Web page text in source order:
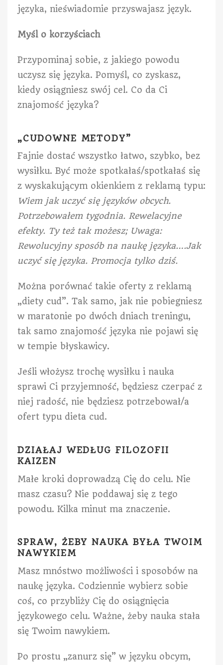
języka, nieświadomie przyswajasz język.
Myśl o korzyściach
Przypominaj sobie, z jakiego powodu
uczysz się języka. Pomyśl, co zyskasz,
kiedy osiągniesz swój cel. Co da Ci
znajomość języka?
„CUDOWNE METODY”
Fajnie dostać wszystko łatwo, szybko, bez
wysiłku. Być może spotkałaś/spotkałaś się
z wyskakującym okienkiem z reklamą typu:
Wiem jak uczyć się języków obcych.
Potrzebowałem tygodnia. Rewelacyjne
efekty. Ty też tak możesz; Uwaga:
Rewolucyjny sposób na naukę języka….Jak
uczyć się języka. Promocja tylko dziś.
Można porównać takie oferty z reklamą
„diety cud”. Tak samo, jak nie pobiegniesz
w maratonie po dwóch dniach treningu,
tak samo znajomość języka nie pojawi się
w tempie błyskawicy.
Jeśli włożysz trochę wysiłku i nauka
sprawi Ci przyjemność, będziesz czerpać z
niej radość, nie będziesz potrzebował/a
ofert typu dieta cud.
DZIAŁAJ WEDŁUG FILOZOFII
KAIZEN
Małe kroki doprowadzą Cię do celu. Nie
masz czasu? Nie poddawaj się z tego
powodu. Kilka minut ma znaczenie.
SPRAW, ŻEBY NAUKA BYŁA TWOIM
NAWYKIEM
Masz mnóstwo możliwości i sposobów na
naukę języka. Codziennie wybierz sobie
coś, co przybliży Cię do osiągnięcia
językowego celu. Ważne, żeby nauka stała
się Twoim nawykiem.
Po prostu „zanurz się” w języku obcym,